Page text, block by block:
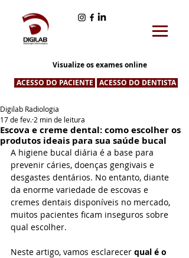
Visualize os exames online
ACESSO DO PACIENTE
ACESSO DO DENTISTA
Escova e creme dental: como escolher os
produtos ideais para sua saúde bucal
Digilab Radiologia
17 de fev. 2 min de leitura
A higiene bucal diária é a base para
prevenir cáries, doenças gengivais e
desgastes dentários. No entanto, diante
da enorme variedade de escovas e
cremes dentais disponíveis no mercado,
muitos pacientes ficam inseguros sobre
qual escolher.
Neste artigo, vamos esclarecer qual é o